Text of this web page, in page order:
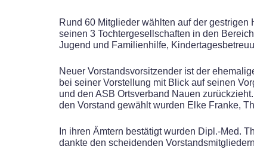
Rund 60 Mitglieder wählten auf der
seinen 3 Tochtergesellschaften in den
Jugend und Familienhilfe,
Neuer Vorstandsvorsitzender ist der
bei seiner Vorstellung mit Blick auf seinen
und den ASB Ortsverband Nauen
den Vorstand gewählt wurden Elke Franke,
In ihren Ämtern bestätigt wurden Dipl.-Med.
dankte den scheidenden